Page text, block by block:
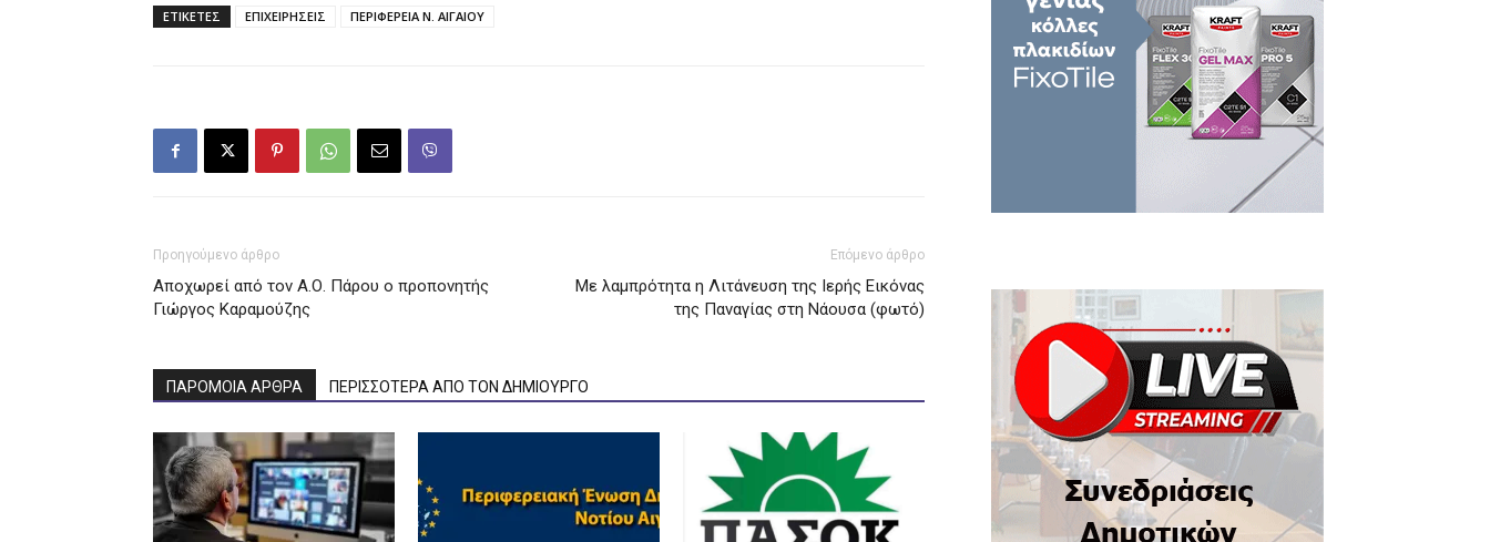
ΕΤΙΚΕΤΕΣ ΕΠΙΧΕΙΡΗΣΕΙΣ ΠΕΡΙΦΕΡΕΙΑ Ν. ΑΙΓΑΙΟΥ
Προηγούμενο άρθρο
Αποχωρεί από τον Α.Ο. Πάρου ο προπονητής
Γιώργος Καραμούζης
Επόμενο άρθρο
Με λαμπρότητα η Λιτάνευση της Ιερής Εικόνας
της Παναγίας στη Νάουσα (φωτό)
ΠΑΡΟΜΟΙΑ ΑΡΘΡΑ ΠΕΡΙΣΣΟΤΕΡΑ ΑΠΟ ΤΟΝ ΔΗΜΙΟΥΡΓΟ